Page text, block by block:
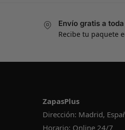
Envío gratis a
Recibe tu paquete
ZapasPlus
Dirección: Madrid,
Horario: Online 24/7